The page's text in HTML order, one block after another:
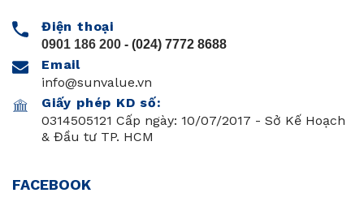
Điện thoại
0901 186 200 - (024) 7772 8688
Email
info@sunvalue.vn
Giấy phép KD số:
0314505121 Cấp ngày: 10/07/2017 - Sở Kế Hoạch
& Đầu tư TP. HCM
FACEBOOK